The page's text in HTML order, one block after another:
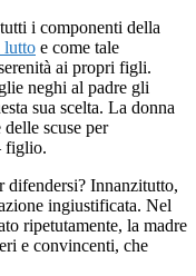
i componenti della
lutto e come tale
ai propri figli.
neghi al padre gli
sua scelta. La donna
scuse per
figlio.
difendersi? Innanzitutto,
ingiustificata. Nel
ripetutamente, la madre
e convincenti, che